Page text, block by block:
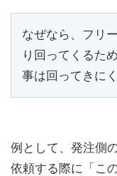
なぜなら、フリ
り回ってくるた
事は回ってきに
例として、発注側
依頼する際に「こ